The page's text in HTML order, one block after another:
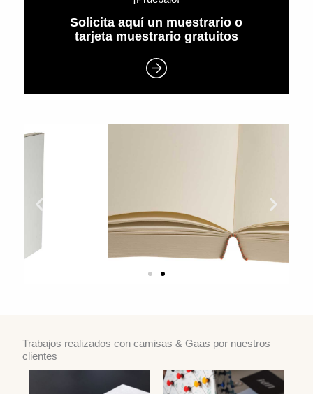
Solicita aquí un muestrario o
tarjeta muestrario gratuitos
Trabajos realizados con camisas & Gaas por nuestros
clientes